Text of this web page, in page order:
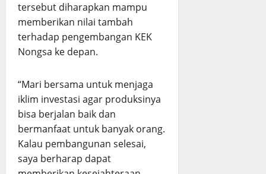
tersebut diharapkan mampu
memberikan nilai tambah
terhadap pengembangan KEK
Nongsa ke depan.
“Mari bersama untuk menjaga
iklim investasi agar produksinya
bisa berjalan baik dan
bermanfaat untuk banyak orang.
Kalau pembangunan selesai,
saya berharap dapat